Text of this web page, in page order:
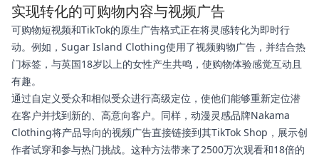
实现转化的可购物内容与视频广告
可购物短视频和TikTok的原生广告格式正在将灵感转化为即时行
动。例如，Sugar Island Clothing使用了视频购物广告，并结合热
门标签，与英国18岁以上的女性产生共鸣，使购物体验感觉互动且
有趣。
通过自定义受众和相似受众进行高级定位，使他们能够重新定位潜
在客户并找到新的、高意向客户。同样，动漫灵感品牌Nakama
Clothing将产品导向的视频广告直接链接到其TikTok Shop，展示创
作者试穿和参与热门挑战。这种方法带来了2500万次观看和18倍的